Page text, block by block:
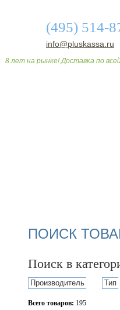
(495) 514-
info@pluskassa.ru
8 лет на рынке! Доставка по
ПОИСК
Поиск в
Производитель Тип
Всего товаров: 195